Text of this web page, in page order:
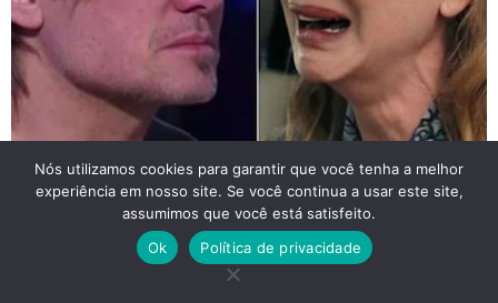
Nós utilizamos cookies para garantir que você tenha a melhor
experiência em nosso site. Se você continua a usar este site,
assumimos que você está satisfeito.
Ok
Política de privacidade